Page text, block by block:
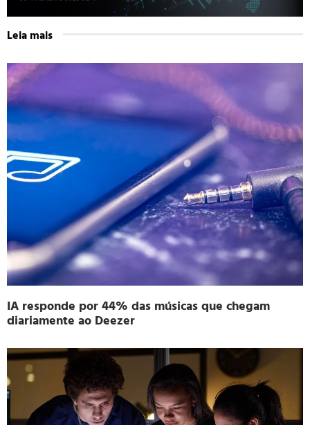
Leia mais
IA responde por 44% das músicas que chegam
diariamente ao Deezer